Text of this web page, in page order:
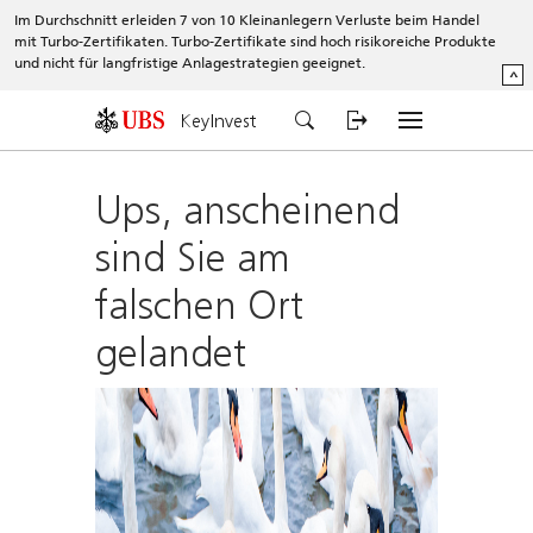
Im Durchschnitt erleiden 7 von 10 Kleinanlegern Verluste beim Handel
mit Turbo-Zertifikaten. Turbo-Zertifikate sind hoch risikoreiche Produkte
und nicht für langfristige Anlagestrategien geeignet.
^
KeyInvest
Ups, anscheinend
sind Sie am
falschen Ort
gelandet